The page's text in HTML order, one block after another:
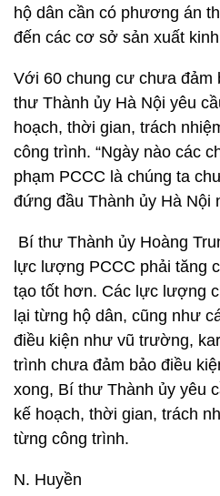
hộ dân cần có phương án
đến các cơ sở sản xuất
Với 60 chung cư chưa đảm
thư Thành ủy Hà Nội yêu
hoạch, thời gian, trách
công trình. “Ngày nào các
phạm PCCC là chúng ta
đứng đầu Thành ủy Hà Nội
Bí thư Thành ủy Hoàng
lực lượng PCCC phải tăng
tạo tốt hơn. Các lực lượng
lại từng hộ dân, cũng như
điều kiện như vũ trường,
trình chưa đảm bảo điều
xong, Bí thư Thành ủy yêu
kế hoạch, thời gian, trách
từng công trình.
N. Huyền